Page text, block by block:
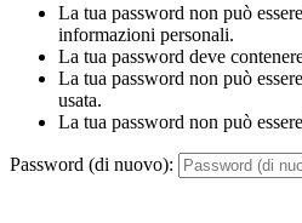
La tua password non può
informazioni personali.
La tua password deve
La tua password non può
usata.
La tua password non può
Password (di nuovo):